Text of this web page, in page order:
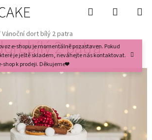
e-shopu je momentálně pozastaven. Pokud
je ještě skladem, neváhejte nás kontaktovat.
shop k prodeji. Děkujeme❤️
Hledat
Vánoční dort bílý 2 patra
bílý 2 patra